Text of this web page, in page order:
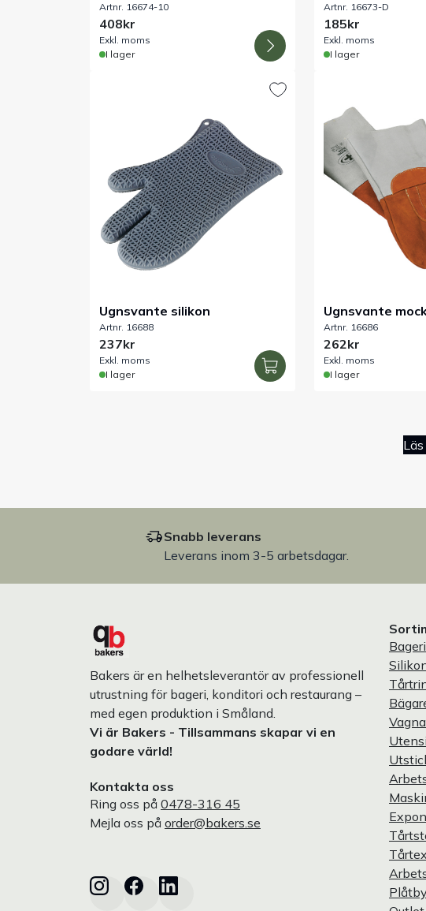
värme-/kylbeständig
Artnr. 16674-10
408kr
Exkl. moms
I lager
Artnr. 16673-D
185kr
Exkl. moms
I lager
Ugnsvante silikon
Artnr. 16688
237kr
Exkl. moms
I lager
Ugnsvante
Artnr. 16686
262kr
Exkl. moms
I lager
Snabb leverans
Leverans inom 3-5 arbetsdagar.
Bakers är en helhetsleverantör av professionell
utrustning för bageri, konditori och restaurang –
med egen produktion i Småland.
Vi är Bakers - Tillsammans skapar vi en
godare värld!
Kontakta oss
Ring oss på 0478-316 45
Mejla oss på order@bakers.se